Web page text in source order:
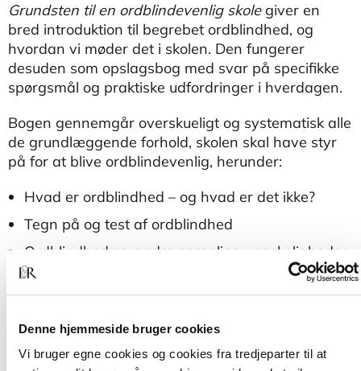
Denne hjemmeside bruger cookies
Vi bruger egne cookies og cookies fra tredjeparter til at
Grundsten til en ordblindevenlig skolegiver en
bred introduktion til begrebet ordblindhed, og
hvordan vi møder det i skolen. Den fungerer
desuden som opslagsbog med svar på specifikke
spørgsmål og praktiske udfordringer i hverdagen.
Bogen gennemgår overskueligt og systematisk alle
de grundlæggende forhold, skolen skal have styr
på for at blive ordblindevenlig, herunder:
Hvad er ordblindhed – og hvad er det ikke?
Tegn på og test af ordblindhed
Ordblindhed og andre sproglige vanskeligheder
Ordblindhed og andre indlæringsvanskeligheder
Tilrettelæggelse af ordblindevenlig undervisning
Nationale test og afgangsprøver